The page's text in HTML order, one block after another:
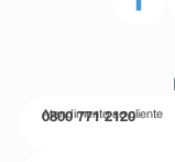
Atendimento ao cliente
0800 771 2120